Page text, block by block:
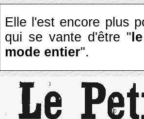
Elle l'est encore plus
qui se vante d'être "
mode entier".